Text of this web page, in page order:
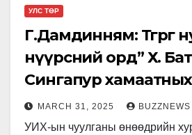
УЛС ТӨР
Г.Дамдинням: Төгрөг
нүүрсний орд” Х.
Сингапур
250 сая доллараар
зарагдсан
MARCH 31, 2025 BUZZNEWS
УИХ-ын чуулганы өнөөдрийн